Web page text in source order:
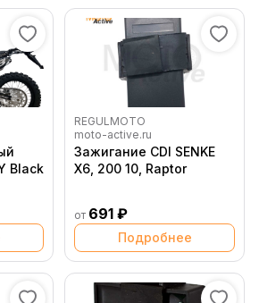
Black
REGULMOTO
moto-active.ru
Зажигание CDI SENKE
Х6, 200 10, Raptor
от 691 ₽
Подробнее